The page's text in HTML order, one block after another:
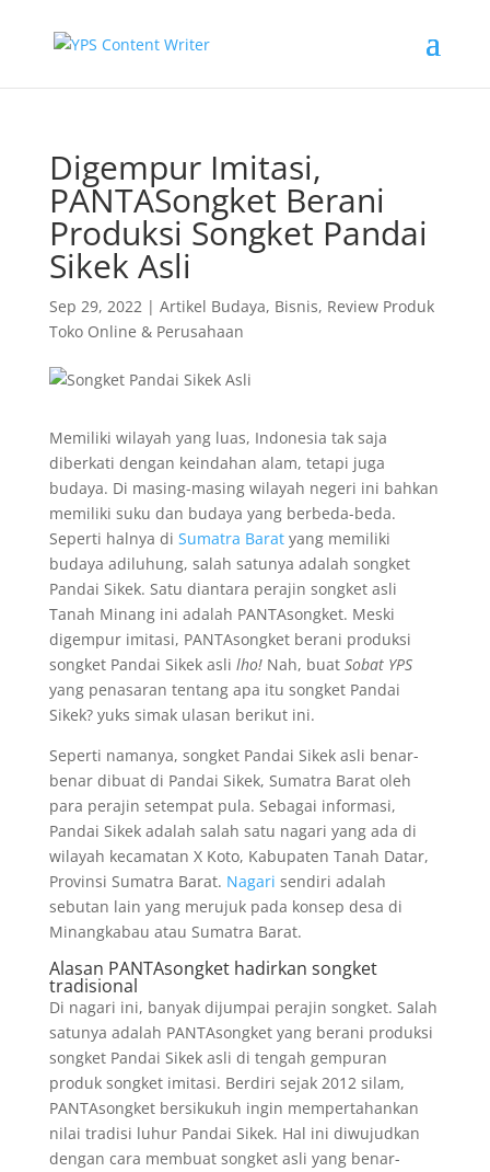
Digempur Imitasi,
PANTASongket Berani
Produksi Songket Pandai
Sikek Asli
Sep 29, 2022| Artikel Budaya, Bisnis, Review Produk
Toko Online & Perusahaan
Memiliki wilayah yang luas, Indonesia tak saja
diberkati dengan keindahan alam, tetapi juga
budaya. Di masing-masing wilayah negeri ini bahkan
memiliki suku dan budaya yang berbeda-beda.
Seperti halnya di Sumatra Baratyang memiliki
budaya adiluhung, salah satunya adalah songket
Pandai Sikek. Satu diantara perajin songket asli
Tanah Minang ini adalah PANTAsongket. Meski
digempur imitasi, PANTAsongket berani produksi
songket Pandai Sikek asli lho! Nah, buat Sobat YPS
yang penasaran tentang apa itu songket Pandai
Sikek? yuks simak ulasan berikut ini.
Seperti namanya, songket Pandai Sikek asli benar-
benar dibuat di Pandai Sikek, Sumatra Barat oleh
para perajin setempat pula. Sebagai informasi,
Pandai Sikek adalah salah satu nagari yang ada di
wilayah kecamatan X Koto, Kabupaten Tanah Datar,
Provinsi Sumatra Barat. Nagari sendiri adalah
sebutan lain yang merujuk pada konsep desa di
Minangkabau atau Sumatra Barat.
Alasan PANTAsongket hadirkan songket
tradisional
Di nagari ini, banyak dijumpai perajin songket. Salah
satunya adalah PANTAsongket yang berani produksi
songket Pandai Sikek asli di tengah gempuran
produk songket imitasi. Berdiri sejak 2012 silam,
PANTAsongket bersikukuh ingin mempertahankan
nilai tradisi luhur Pandai Sikek. Hal ini diwujudkan
dengan cara membuat songket asli yang benar-